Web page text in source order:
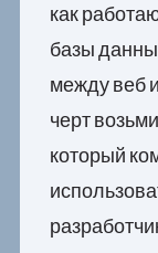
как
базы
между веб
черт
который